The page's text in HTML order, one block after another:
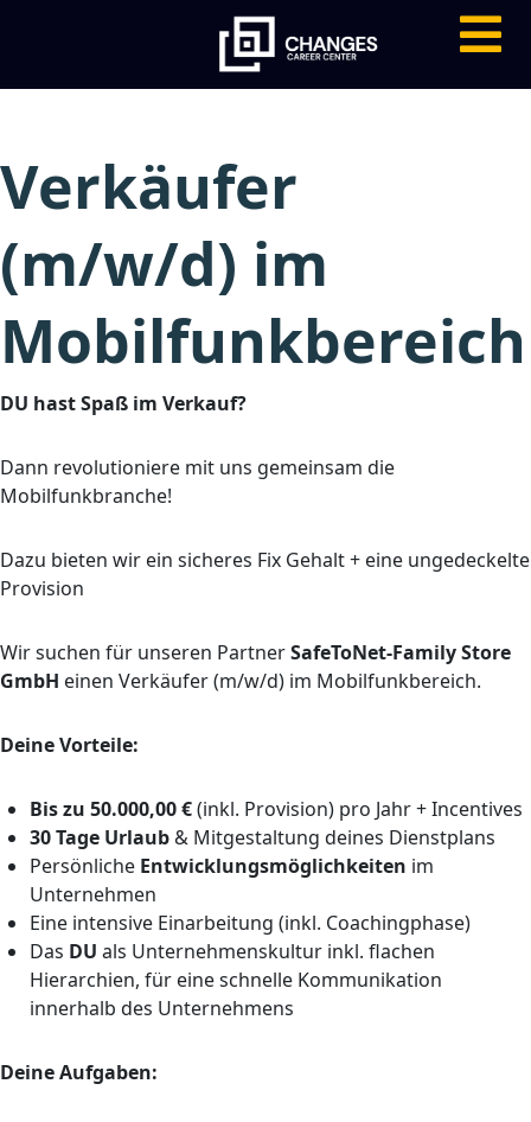
Verkäufer
(m/w/d) im
Mobilfunkbereich
DU hast Spaß im Verkauf?
Dann revolutioniere mit uns gemeinsam die
Mobilfunkbranche!
Dazu bieten wir ein sicheres Fix Gehalt + eine ungedeckelte
Provision
Wir suchen für unseren PartnerSafeToNet-Family Store
GmbH einen Verkäufer (m/w/d) im Mobilfunkbereich.
Deine Vorteile:
Bis zu 50.000,00 €(inkl. Provision) pro Jahr + Incentives
30 Tage Urlaub& Mitgestaltung deines Dienstplans
Persönliche Entwicklungsmöglichkeiten im
Unternehmen
Eine intensive Einarbeitung (inkl. Coachingphase)
Das DU als Unternehmenskultur inkl. flachen
Hierarchien, für eine schnelle Kommunikation
innerhalb des Unternehmens
Deine Aufgaben: